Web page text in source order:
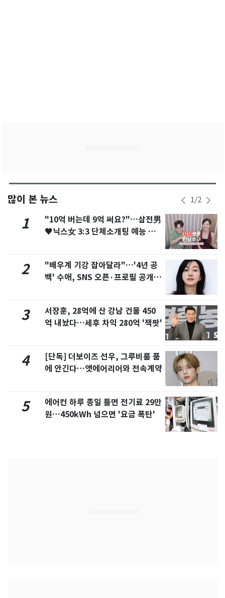
많이 본 뉴스 1/2
1
"10억 버는데 9억 써요?"…삼전男
♥닉스女 3:3 단체소개팅 예능 화
2
"배우계 기강 잡아달라"…'4년 공
백' 수애, SNS 오픈·프로필 공개
3
서장훈, 28억에 산 강남 건물 450
억 내놨다…세후 차익 280억 '잭팟'
4
[단독] 더보이즈 선우, 그루비룸 품
에 안긴다…앳에어리어와 전속계약
5
에어컨 하루 종일 틀면 전기료 29만
원…450kWh 넘으면 '요금 폭탄'